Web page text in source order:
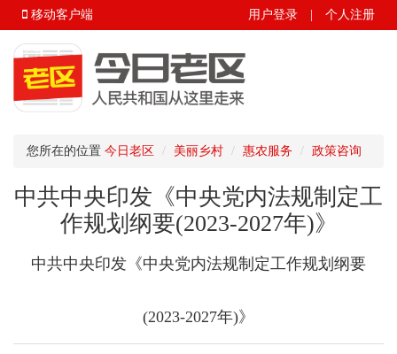
用户登录 个人注册
移动客户端
您所在的位置 今日老区 美丽乡村 惠农服务 政策咨询
中共中央印发《中央党内法规制定工
作规划纲要(2023-2027年)》
中共中央印发《中央党内法规制定工作规划纲要
(2023-2027年)》